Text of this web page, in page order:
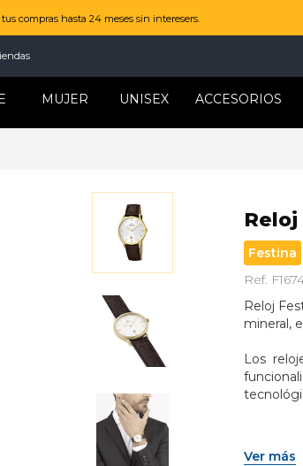
compras hasta 24 meses sin interesers.
MUJER UNISEX ACCESORIOS
Festina
Ref.
Reloj
mineral,
Los
Ver más